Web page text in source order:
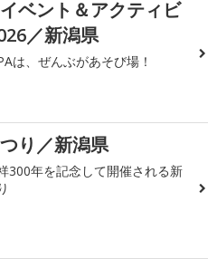
ベント＆アクティビ
／新潟県
は、ぜんぶがあそび場！
り／新潟県
300年を記念して開催される新